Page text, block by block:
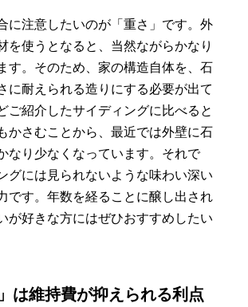
に注意したいのが「重さ」です。外
を使うとなると、当然ながらかなり
す。そのため、家の構造自体を、石
に耐えられる造りにする必要が出て
ご紹介したサイディングに比べると
かさむことから、最近では外壁に石
なり少なくなっています。それで
グには見られないような味わい深い
です。年数を経ることに醸し出され
が好きな方にはぜひおすすめしたい
は維持費が抑えられる利点